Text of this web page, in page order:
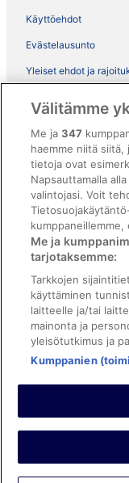
Käyttöehdot
Evästelausunto
Yleiset ehdot ja
ebookers BONUS+ -
Oikeudelliset tiedot /
Sisältövaatimukset ja
Tuki
Ota yhteyttä
Varauksen
Varaa lento
Hyvityksen
©2026 Expedia, Inc.,
pidätetään. ebookers
tavaramerkkejä tai
Välitämme
Me ja347
haemme niitä
tietoja ovat
Napsauttamalla
valintojasi. Voit
Me ja
tarjotaksemme:
Tarkkojen
käyttäminen
laitteelle ja/tai
mainonta ja
yleisötutkimus ja
Kumppanien